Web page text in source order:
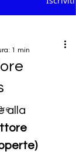
1 min
alla